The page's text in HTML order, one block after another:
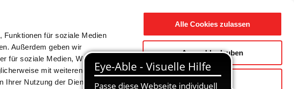
Funktionen für soziale Medien
Außerdem geben wir
für soziale Medien, Werbung
mit weiteren Daten
Nutzung der Dienste
Alle Cookies zulassen
Auswahl erlauben
Ablehnen
Touristik / Freizeit Gemeinde / Geschichte